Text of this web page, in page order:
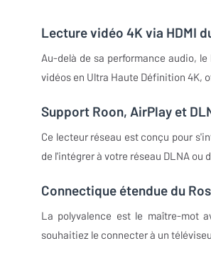
Lecture vidéo 4K via HDMI
Au-delà de sa performance audio,
vidéos en Ultra Haute Définition 4K,
Support Roon, AirPlay et
Ce lecteur réseau est conçu pour
de l'intégrer à votre réseau DLNA ou
Connectique étendue du
La polyvalence est le maître-mot
souhaitiez le connecter à un